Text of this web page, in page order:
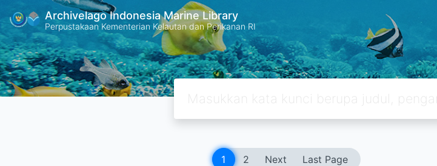
Archivelago Indonesia Marine Library
Perpustakaan Kementerian Kelautan dan Perikanan RI
1 2 Next Last Page